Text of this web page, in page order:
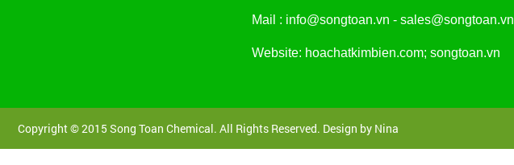
Mail : info@songtoan.vn - sales@songtoan.vn
Website: hoachatkimbien.com; songtoan.vn
Copyright © 2015 Song Toan Chemical. All Rights Reserved. Design by Nina